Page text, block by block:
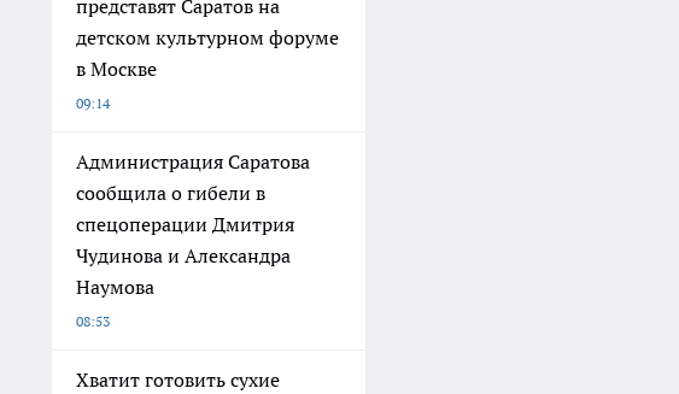
представят Саратов на
детском культурном форуме
в Москве
09:14
Администрация Саратова
сообщила о гибели в
спецоперации Дмитрия
Чудинова и Александра
Наумова
08:53
Хватит готовить сухие